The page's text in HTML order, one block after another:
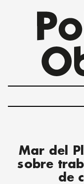
Mar del
sobre
de